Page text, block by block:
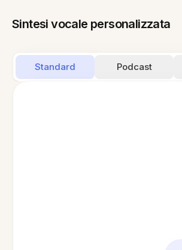
Sintesi vocale personalizzata
Standard Podcast